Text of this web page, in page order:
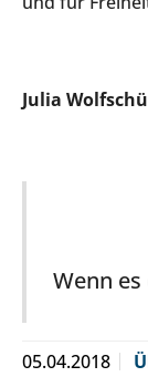
Julia
Wenn
05.04.2018